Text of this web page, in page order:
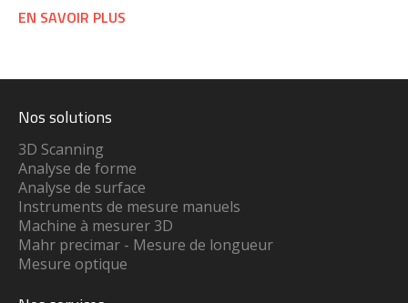
EN SAVOIR PLUS
Nos solutions
3D Scanning
Analyse de forme
Analyse de surface
Instruments de mesure manuels
Machine à mesurer 3D
Mahr precimar - Mesure de longueur
Mesure optique